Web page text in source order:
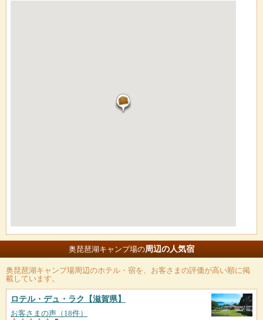
奥琵琶湖キャンプ場の周辺の人気宿
奥琵琶湖キャンプ場周辺のホテル・宿を、お客さまの評価が高い順に掲
載しています。
ロテル・デュ・ラク 【滋賀県】
お客さまの声（18件）